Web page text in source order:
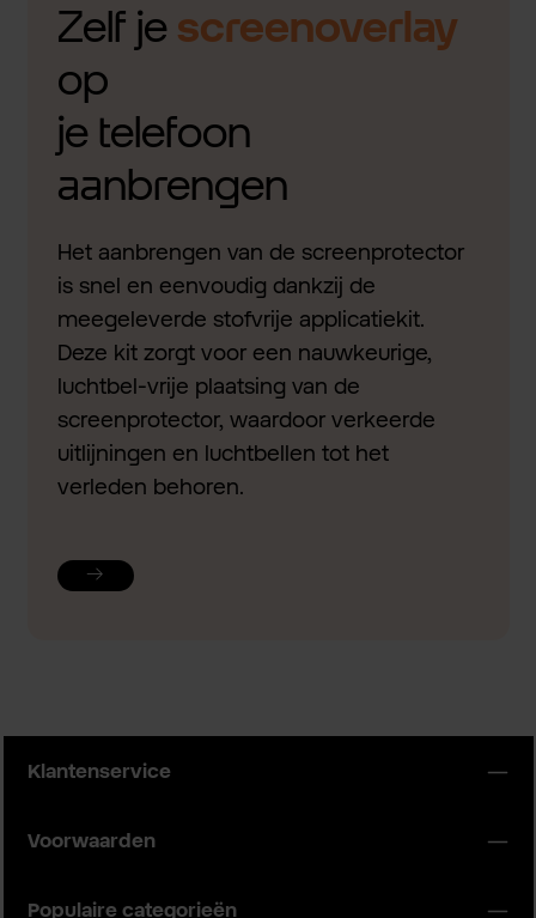
Zelf je screenoverlay
op
je telefoon
aanbrengen
Het aanbrengen van de screenprotector
is snel en eenvoudig dankzij de
meegeleverde stofvrije applicatiekit.
Deze kit zorgt voor een nauwkeurige,
luchtbel-vrije plaatsing van de
screenprotector, waardoor verkeerde
uitlijningen en luchtbellen tot het
verleden behoren.
Klantenservice
Voorwaarden
Populaire categorieën